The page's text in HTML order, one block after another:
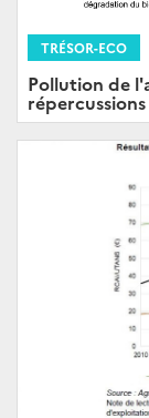
TRÉSOR-ECO
Pollution de